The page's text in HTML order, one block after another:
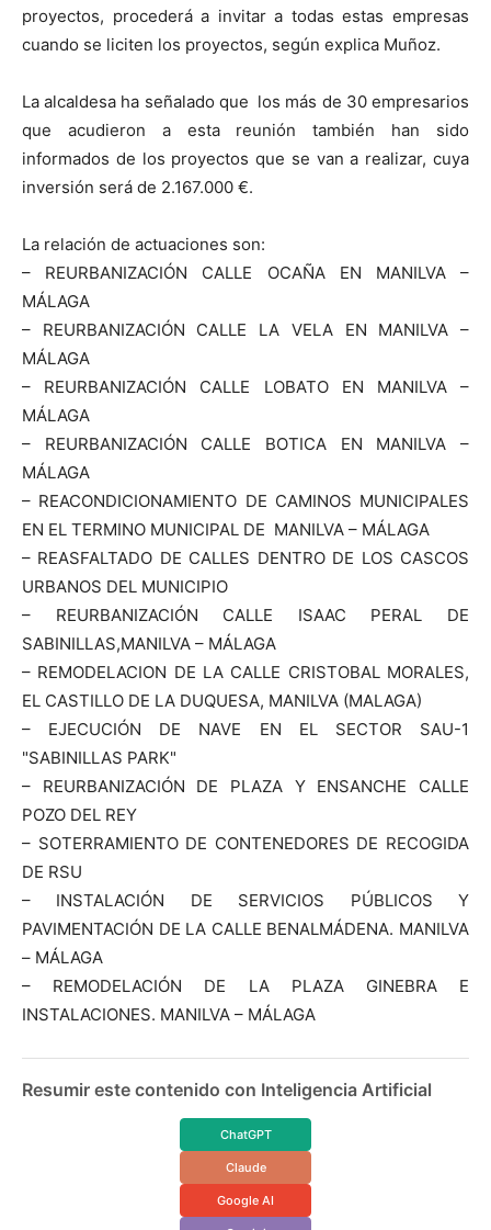
proyectos, procederá a invitar a todas estas empresas
cuando se liciten los proyectos, según explica Muñoz.
La alcaldesa ha señalado que los más de 30 empresarios
que acudieron a esta reunión también han sido
informados de los proyectos que se van a realizar, cuya
inversión será de 2.167.000 €.
La relación de actuaciones son:
– REURBANIZACIÓN CALLE OCAÑA EN MANILVA –
MÁLAGA
– REURBANIZACIÓN CALLE LA VELA EN MANILVA –
MÁLAGA
– REURBANIZACIÓN CALLE LOBATO EN MANILVA –
MÁLAGA
– REURBANIZACIÓN CALLE BOTICA EN MANILVA –
MÁLAGA
– REACONDICIONAMIENTO DE CAMINOS MUNICIPALES
EN EL TERMINO MUNICIPAL DE MANILVA – MÁLAGA
– REASFALTADO DE CALLES DENTRO DE LOS CASCOS
URBANOS DEL MUNICIPIO
– REURBANIZACIÓN CALLE ISAAC PERAL DE
SABINILLAS,MANILVA – MÁLAGA
– REMODELACION DE LA CALLE CRISTOBAL MORALES,
EL CASTILLO DE LA DUQUESA, MANILVA (MALAGA)
– EJECUCIÓN DE NAVE EN EL SECTOR SAU-1
"SABINILLAS PARK"
– REURBANIZACIÓN DE PLAZA Y ENSANCHE CALLE
POZO DEL REY
– SOTERRAMIENTO DE CONTENEDORES DE RECOGIDA
DE RSU
– INSTALACIÓN DE SERVICIOS PÚBLICOS Y
PAVIMENTACIÓN DE LA CALLE BENALMÁDENA. MANILVA
– MÁLAGA
– REMODELACIÓN DE LA PLAZA GINEBRA E
INSTALACIONES. MANILVA – MÁLAGA
Resumir este contenido con Inteligencia Artificial
ChatGPT
Claude
Google AI